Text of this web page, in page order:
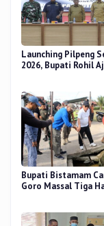
Launching Pilpeng
2026, Bupati Rohil
Bupati Bistamam
Goro Massal Tiga